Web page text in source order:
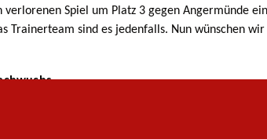
Spiel um Platz 3 gegen Angermünde
Trainerteam sind es jedenfalls. Nun wünschen